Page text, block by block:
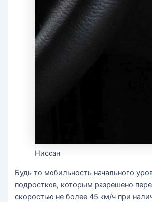
Ниссан
Будь то мобильность начального
подростков, которым разрешено
скоростью не более 45 км/ч при